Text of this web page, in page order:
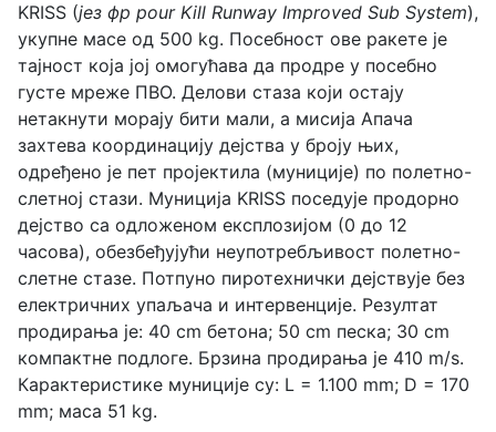
KRISS (јез фр pour Kill Runway Improved Sub System),
укупне масе од 500 kg. Посебност ове ракете је
тајност која јој омогућава да продре у посебно
густе мреже ПВО. Делови стаза који остају
нетакнути морају бити мали, а мисија Апача
захтева координацију дејства у броју њих,
одређено је пет пројектила (муниције) по полетно-
слетној стази. Муниција KRISS поседује продорно
дејство са одложеном експлозијом (0 до 12
часова), обезбеђујући неупотребљивост полетно-
слетне стазе. Потпуно пиротехнички дејствује без
електричних упаљача и интервенције. Резултат
продирања је: 40 cm бетона; 50 cm песка; 30 cm
компактне подлоге. Брзина продирања је 410 m/s.
Карактеристике муниције су: L = 1.100 mm; D = 170
mm; маса 51 kg.